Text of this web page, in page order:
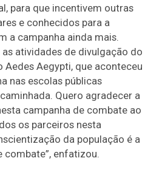
para que incentivem outras
e conhecidos para a
a campanha ainda mais.
as atividades de divulgação do
Aegypti, que aconteceu
nas escolas públicas
Quero agradecer a
campanha de combate ao
os parceiros nesta
da população é a
combate”, enfatizou.